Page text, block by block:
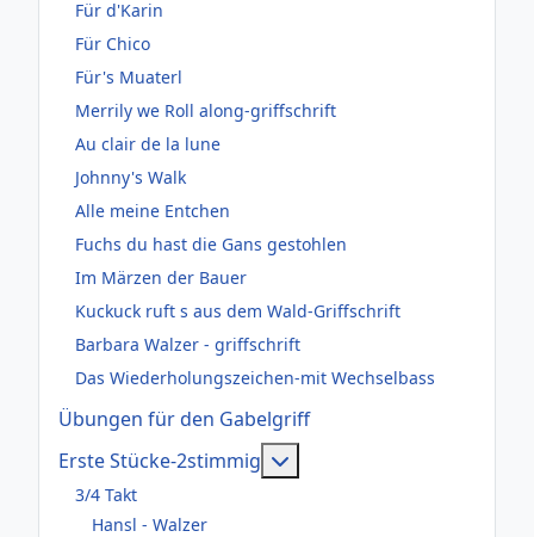
Für d'Karin
Für Chico
Für's Muaterl
Merrily we Roll along-griffschrift
Au clair de la lune
Johnny's Walk
Alle meine Entchen
Fuchs du hast die Gans gestohlen
Im Märzen der Bauer
Kuckuck ruft s aus dem Wald-Griffschrift
Barbara Walzer - griffschrift
Das Wiederholungszeichen-mit Wechselbass
Übungen für den Gabelgriff
Erste Stücke-2stimmig
3/4 Takt
Hansl - Walzer